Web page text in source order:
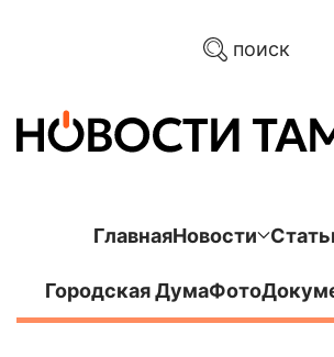
поиск
ГлавнаяНовости
Городская ДумаФото